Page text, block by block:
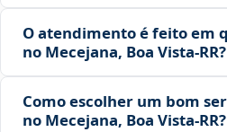
O atendimento é feito em
no Mecejana, Boa Vista‑RR?
Como escolher um bom
no Mecejana, Boa Vista‑RR?